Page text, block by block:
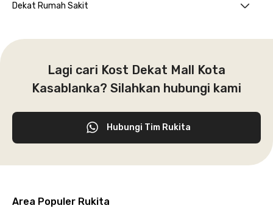
Dekat Rumah Sakit
Lagi cari Kost Dekat Mall Kota
Kasablanka? Silahkan hubungi kami
Hubungi Tim Rukita
Area Populer Rukita